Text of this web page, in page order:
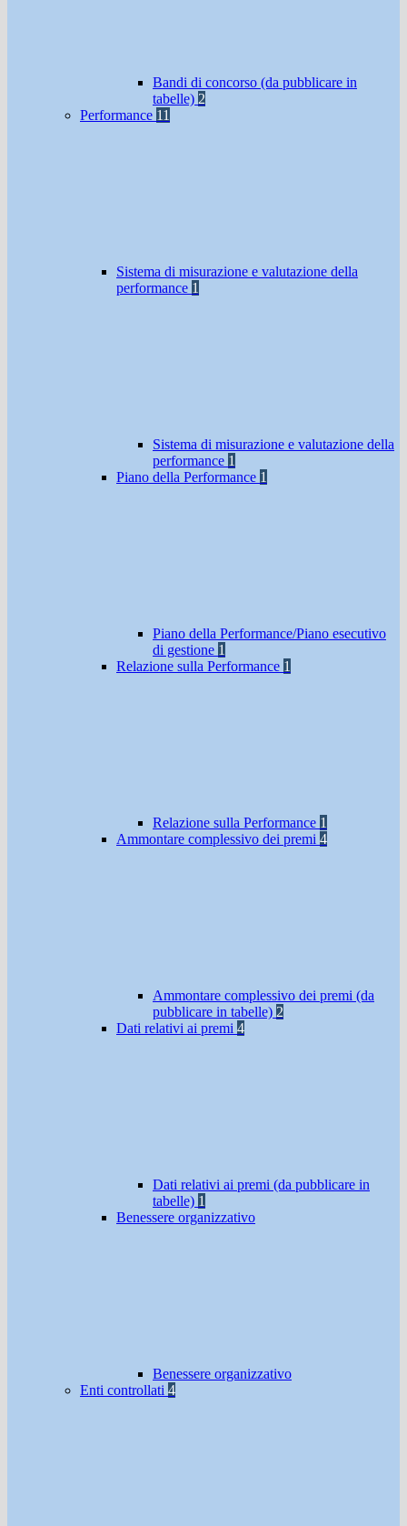
Bandi di concorso (da pubblicare in
tabelle) 2
Performance 11
Sistema di misurazione e valutazione della
performance 1
Sistema di misurazione e valutazione della
performance 1
Piano della Performance 1
Piano della Performance/Piano esecutivo
di gestione 1
Relazione sulla Performance 1
Relazione sulla Performance 1
Ammontare complessivo dei premi 4
Ammontare complessivo dei premi (da
pubblicare in tabelle) 2
Dati relativi ai premi 4
Dati relativi ai premi (da pubblicare in
tabelle) 1
Benessere organizzativo
Benessere organizzativo
Enti controllati 4